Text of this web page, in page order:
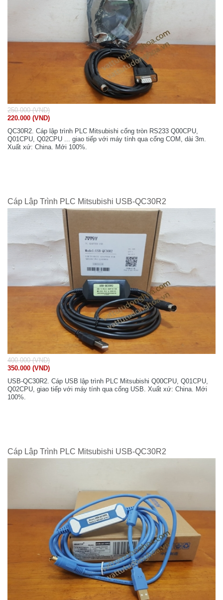
250.000 (VND)
220.000 (VND)
QC30R2. Cáp lập trình PLC Mitsubishi cổng tròn RS233 Q00CPU,
Q01CPU, Q02CPU ... giao tiếp với máy tính qua cổng COM, dài 3m.
Xuất xứ: China. Mới 100%.
Cáp Lập Trình PLC Mitsubishi USB-QC30R2
400.000 (VND)
350.000 (VND)
USB-QC30R2. Cáp USB lập trình PLC Mitsubishi Q00CPU, Q01CPU,
Q02CPU, giao tiếp với máy tính qua cổng USB. Xuất xứ: China. Mới
100%.
Cáp Lập Trình PLC Mitsubishi USB-QC30R2